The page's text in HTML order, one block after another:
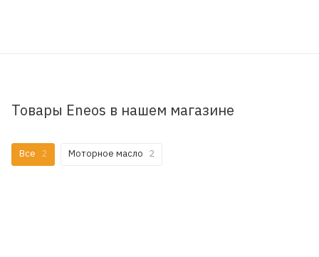
Товары Eneos в нашем магазине
Все 2 Моторное масло 2